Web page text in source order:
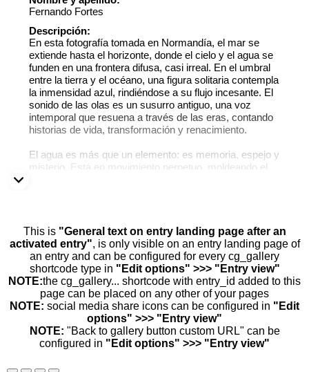
Fernando Fortes
Descripción:
En esta fotografía tomada en Normandía, el mar se
extiende hasta el horizonte, donde el cielo y el agua se
funden en una frontera difusa, casi irreal. En el umbral
entre la tierra y el océano, una figura solitaria contempla
la inmensidad azul, rindiéndose a su flujo incesante. El
sonido de las olas es un susurro antiguo, una voz
intemporal que resuena a través de las eras, contando
historias de vida, transformación y renacimiento.
El agua es más que un elemento: es memoria, espejo y
misterio. Está en movimiento perpetuo, moldeando el
This is "General text on entry landing page after an
activated entry", is only visible on an entry landing page of
an entry and can be configured for every cg_gallery
shortcode type in "Edit options" >>> "Entry view"
NOTE:the cg_gallery... shortcode with entry_id added to this
page can be placed on any other of your pages
NOTE: social media share icons can be configured in "Edit
options" >>> "Entry view"
NOTE: "Back to gallery button custom URL" can be
configured in "Edit options" >>> "Entry view"